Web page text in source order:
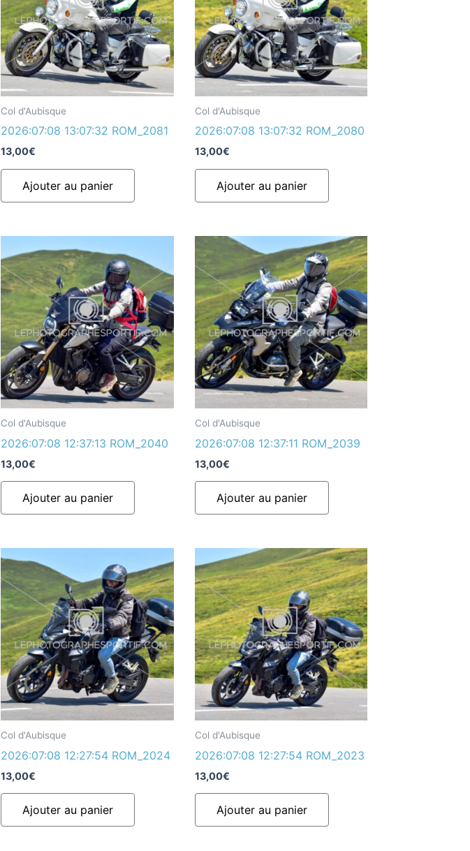
Col d'Aubisque
2026:07:08 13:07:32 ROM_2081
13,00€
Ajouter au panier
Col d'Aubisque
2026:07:08 13:07:32 ROM_2080
13,00€
Ajouter au panier
Col d'Aubisque
2026:07:08 12:37:13 ROM_2040
13,00€
Ajouter au panier
Col d'Aubisque
2026:07:08 12:37:11 ROM_2039
13,00€
Ajouter au panier
Col d'Aubisque
2026:07:08 12:27:54 ROM_2024
13,00€
Ajouter au panier
Col d'Aubisque
2026:07:08 12:27:54 ROM_2023
13,00€
Ajouter au panier